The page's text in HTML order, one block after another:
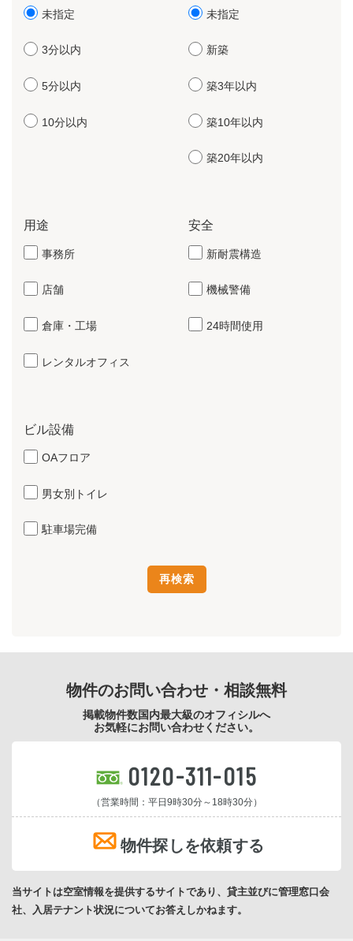
未指定
3分以内
5分以内
10分以内
未指定
新築
築3年以内
築10年以内
築20年以内
用途
事務所
店舗
倉庫・工場
レンタルオフィス
安全
新耐震構造
機械警備
24時間使用
ビル設備
OAフロア
男女別トイレ
駐車場完備
物件のお問い合わせ・相談無料
掲載物件数国内最大級のオフィシルへ
お気軽にお問い合わせください。
0120-311-015
（営業時間：平日9時30分～18時30分）
物件探しを依頼する
当サイトは空室情報を提供するサイトであり、貸主並びに管理窓口会
社、入居テナント状況についてお答えしかねます。